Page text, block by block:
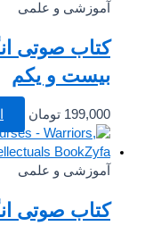
آموزشی و علمی
بیست و یکم
199,000 تومان
آموزشی و علمی